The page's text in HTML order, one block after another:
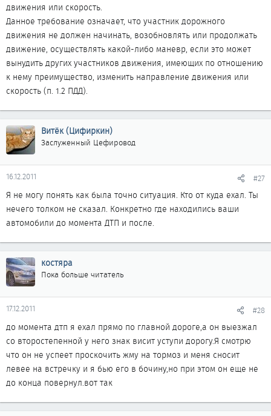
движения или скорость.
Данное требование означает, что участник дорожного
движения не должен начинать, возобновлять или продолжать
движение, осуществлять какой-либо маневр, если это может
вынудить других участников движения, имеющих по отношению
к нему преимущество, изменить направление движения или
скорость (п. 1.2 ПДД).
Витёк (Цифиркин)
Заслуженный Цефировод
16.12.2011 #27
Я не могу понять как была точно ситуация. Кто от куда ехал. Ты
нечего толком не сказал. Конкретно где находились ваши
автомобили до момента ДТП и после.
костяра
Пока больше читатель
17.12.2011 #28
до момента дтп я ехал прямо по главной дороге,а он выезжал
со второстепенной у него знак висит уступи дорогу.Я смотрю
что он не успеет проскочить жму на тормоз и меня сносит
левее на встречку и я бью его в бочину,но при этом он еще не
до конца повернул.вот так